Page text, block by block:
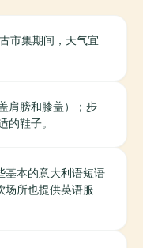
市集期间，天气宜
肩膀和膝盖）；步
的鞋子。
基本的意大利语短语
场所也提供英语服